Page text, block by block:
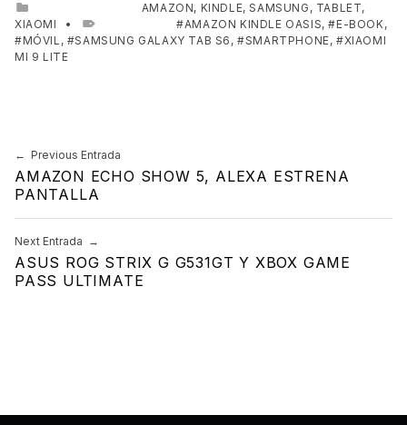
AMAZON, KINDLE,SAMSUNG , TABLET,
XIAOMI
AMAZON KINDLE OASIS, E-BOOK,
MÓVIL , SAMSUNG GALAXY TAB S6 , SMARTPHONE, XIAOMI
MI 9 LITE
Navegación de entradas Previous Entrada
AMAZON ECHO SHOW 5, ALEXA ESTRENA
PANTALLA
Next Entrada
ASUS ROG STRIX G G531GT Y XBOX GAME
PASS ULTIMATE